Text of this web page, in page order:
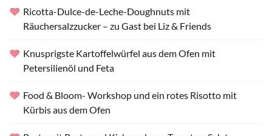
Ricotta-Dulce-de-Leche-Doughnuts mit
Räuchersalzzucker – zu Gast bei Liz & Friends
Knusprigste Kartoffelwürfel aus dem Ofen mit
Petersilienöl und Feta
Food & Bloom- Workshop und ein rotes Risotto mit
Kürbis aus dem Ofen